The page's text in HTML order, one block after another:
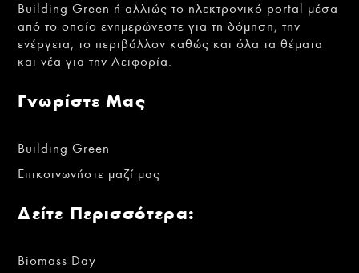
Building Green ή αλλιώς το ηλεκτρονικό portal μέσα
από το οποίο ενημερώνεστε για τη δόμηση, την
ενέργεια, το περιβάλλον καθώς και όλα τα θέματα
και νέα για την Αειφορία.
Γνωρίστε Μας
Building Green
Επικοινωνήστε μαζί μας
Δείτε Περισσότερα:
Biomass Day